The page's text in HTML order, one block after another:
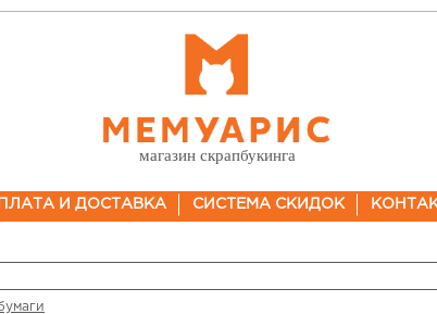
магазин скрапбукинга
И ДОСТАВКА СИСТЕМА СКИДОК